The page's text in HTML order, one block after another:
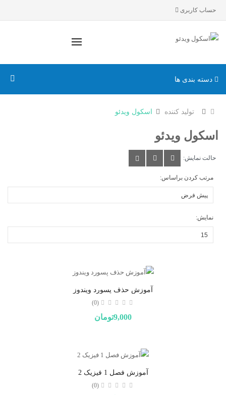
حساب کاربری
تولید کننده اسکول ویدئو
اسکول ویدئو
حالت نمایش:
مرتب کردن براساس:
نمایش:
آموزش حذف پسورد ویندوز
(0)
9,000تومان
آموزش فصل 1 فیزیک 2
(0)